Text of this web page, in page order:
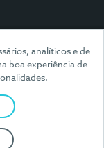
analíticos e de
boa experiência de